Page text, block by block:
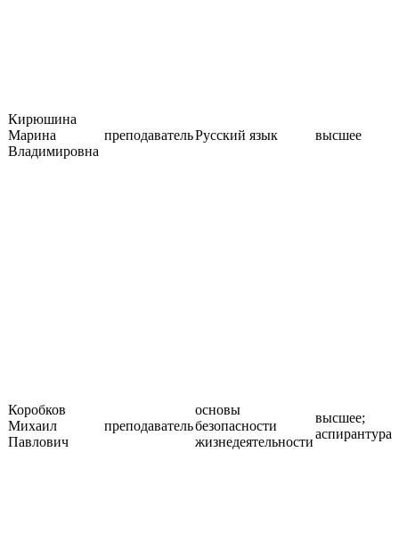
Кирюшина
Марина
Владимировна
преподавательРусский язык высшее
Коробков
Михаил
Павлович
преподаватель
основы
безопасности
жизнедеятельности
высшее;
аспирантура